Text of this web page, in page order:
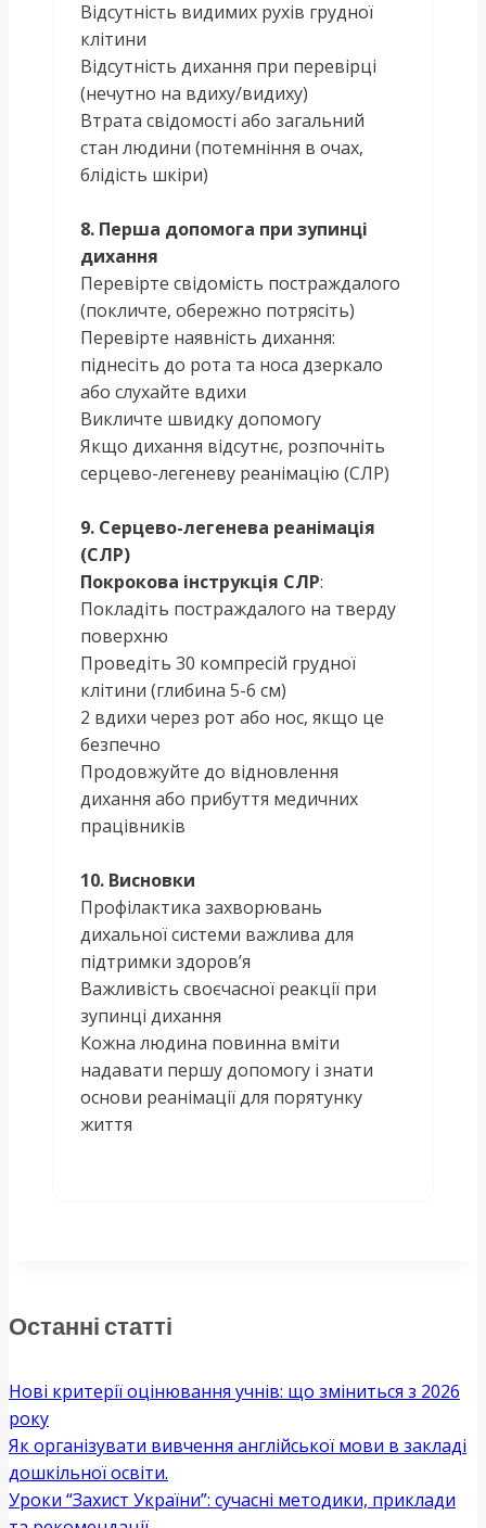
Відсутність видимих рухів грудної
клітини
Відсутність дихання при перевірці
(нечутно на вдиху/видиху)
Втрата свідомості або загальний
стан людини (потемніння в очах,
блідість шкіри)
8. Перша допомога при зупинці
дихання
Перевірте свідомість постраждалого
(покличте, обережно потрясіть)
Перевірте наявність дихання:
піднесіть до рота та носа дзеркало
або слухайте вдихи
Викличте швидку допомогу
Якщо дихання відсутнє, розпочніть
серцево-легеневу реанімацію (СЛР)
9. Серцево-легенева реанімація
(СЛР)
Покрокова інструкція СЛР:
Покладіть постраждалого на тверду
поверхню
Проведіть 30 компресій грудної
клітини (глибина 5-6 см)
2 вдихи через рот або нос, якщо це
безпечно
Продовжуйте до відновлення
дихання або прибуття медичних
працівників
10. Висновки
Профілактика захворювань
дихальної системи важлива для
підтримки здоров’я
Важливість своєчасної реакції при
зупинці дихання
Кожна людина повинна вміти
надавати першу допомогу і знати
основи реанімації для порятунку
життя
Останні статті
Нові критерії оцінювання учнів: що зміниться з 2026
року
Як організувати вивчення англійської мови в закладі
дошкільної освіти.
Уроки “Захист України”: сучасні методики, приклади